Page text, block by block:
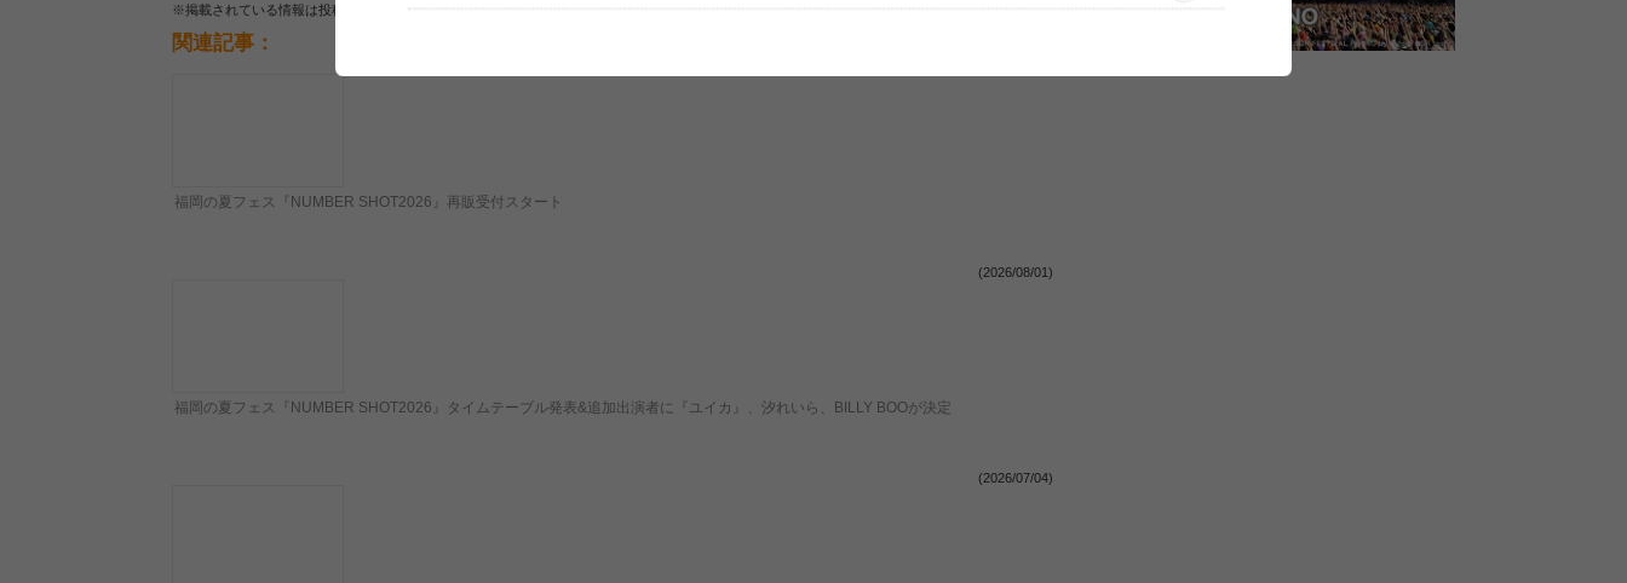
※掲載されている情報は投稿されたデータを集計したもので、実際のライブとは異なる場合があります。
関連記事：
福岡の夏フェス『NUMBER SHOT2026』再販受付スタート
(2026/08/01)
福岡の夏フェス『NUMBER SHOT2026』タイムテーブル発表&追加出演者に『ユイカ』、汐れいら、BILLY BOOが決定
(2026/07/04)